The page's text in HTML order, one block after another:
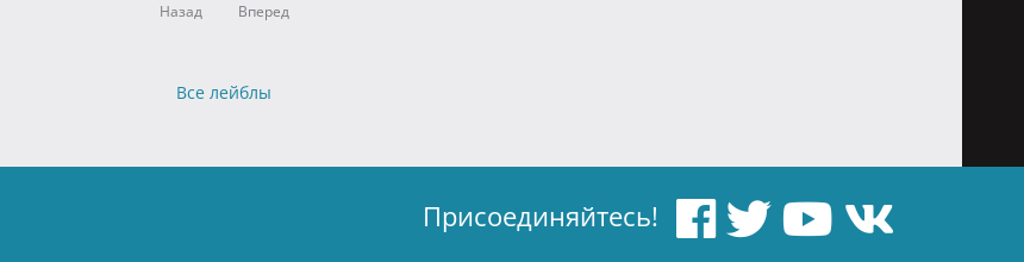
Назад Вперед
Все лейблы
Присоединяйтесь!